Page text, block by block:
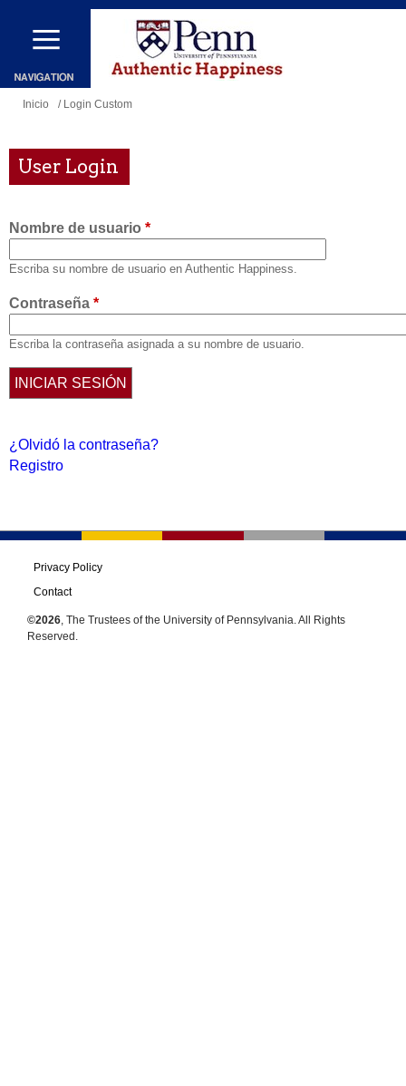
Pasar
contenido
principal
Se
usted
aquí
Inicio / Login Custom
User Login
Nombre de usuario *
Escriba su nombre de usuario en Authentic Happiness.
Contraseña *
Escriba la contraseña asignada a su nombre de usuario.
¿Olvidó la contraseña?
Registro
Privacy Policy
Contact
©2026, The Trustees of the University of Pennsylvania. All Rights
Reserved.